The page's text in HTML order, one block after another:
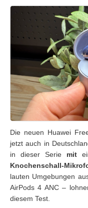
Die neuen Huawei
jetzt auch in
in dieser Serie mit
Knochenschall-
lauten Umgebungen
AirPods 4 ANC –
diesem Test.